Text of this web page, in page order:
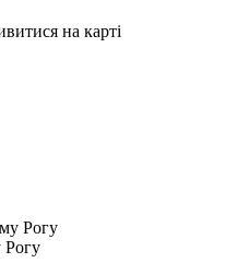
на карті
Рогу